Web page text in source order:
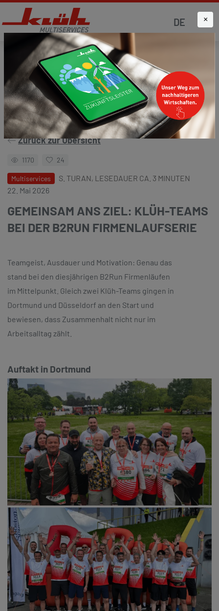
DE
Startseite Aktuelles Klüh4all
Zurück zur Übersicht
1170 24
Multiservices
S. TURAN, LESEDAUER CA. 3 MINUTEN
22. Mai 2026
GEMEINSAM ANS ZIEL: KLÜH-TEAMS
BEI DER B2RUN FIRMENLAUFSERIE
Teamgeist, Ausdauer und Motivation: Genau das
stand bei den diesjährigen B2Run Firmenläufen
im Mittelpunkt. Gleich zwei Klüh-Teams gingen in
Dortmund und Düsseldorf an den Start und
bewiesen, dass Zusammenhalt nicht nur im
Arbeitsalltag zählt.
Auftakt in Dortmund
×